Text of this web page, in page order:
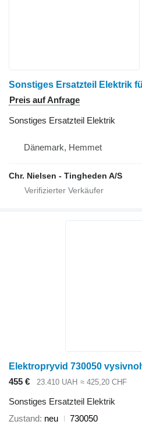
Sonstiges Ersatzteil Elektrik
Preis auf Anfrage
Sonstiges Ersatzteil Elektrik
Dänemark, Hemmet
Chr. Nielsen - Tingheden A/S
455 € 23.410 UAH ≈ 425,20 CHF
Sonstiges Ersatzteil Elektrik
Zustand neu
730050